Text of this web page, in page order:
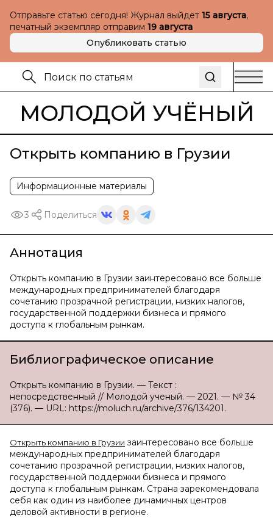
Отправьте статью сегодня! Журнал выйдет 15 августа,
печатный экземпляр отправим 19 августа
Опубликовать статью
МОЛОДОЙ УЧЁНЫЙ
Открыть компанию в Грузии
Информационные материалы
3 Поделиться
Аннотация
Открыть компанию в Грузии заинтересовано все больше
международных предпринимателей благодаря
сочетанию прозрачной регистрации, низких налогов,
государственной поддержки бизнеса и прямого
доступа к глобальным рынкам.
Библиографическое описание
Открыть компанию в Грузии. — Текст :
непосредственный // Молодой ученый. — 2021. — № 34
(376). — URL: https://moluch.ru/archive/376/134201.
Открыть компанию в Грузии заинтересовано все больше
международных предпринимателей благодаря
сочетанию прозрачной регистрации, низких налогов,
государственной поддержки бизнеса и прямого
доступа к глобальным рынкам. Страна зарекомендовала
себя как один из наиболее динамичных центров
деловой активности в регионе.